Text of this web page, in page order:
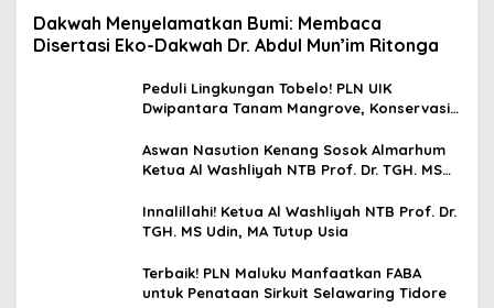
Dakwah Menyelamatkan Bumi: Membaca
Disertasi Eko-Dakwah Dr. Abdul Mun’im Ritonga
Peduli Lingkungan Tobelo! PLN UIK
Dwipantara Tanam Mangrove, Konservasi
Aswan Nasution Kenang Sosok Almarhum
Ketua Al Washliyah NTB Prof. Dr. TGH. MS
Innalillahi! Ketua Al Washliyah NTB Prof. Dr.
TGH. MS Udin, MA Tutup Usia
Terbaik! PLN Maluku Manfaatkan FABA
untuk Penataan Sirkuit Selawaring Tidore